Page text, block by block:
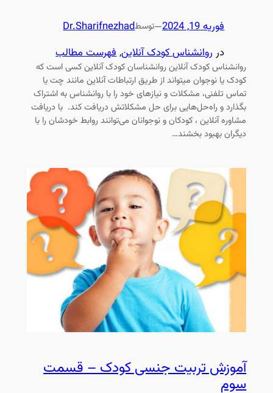
فوریه 19, 2024 —توسطDr.Sharifnezhad
در روانشناس کودک آنلاین, فهرست مطالب
روانشناس کودک آنلاین روانشناسان کودک آنلاین کسی است که
کودک یا نوجوان میتواند از طریق ارتباطات آنلاین مانند چت یا
تماس تلفنی، مشکلات و نیازهای خود را با روانشناس به اشتراک
بگذارد و راه‌حل‌هایی برای حل مشکلاتش دریافت کند. با دریافت
مشاوره آنلاین ، کودکان و نوجوانان می‌توانند روابط خودشان را با
دیگران بهبود بخشند…
آموزش تربیت جنسی کودک – قسمت
سوم